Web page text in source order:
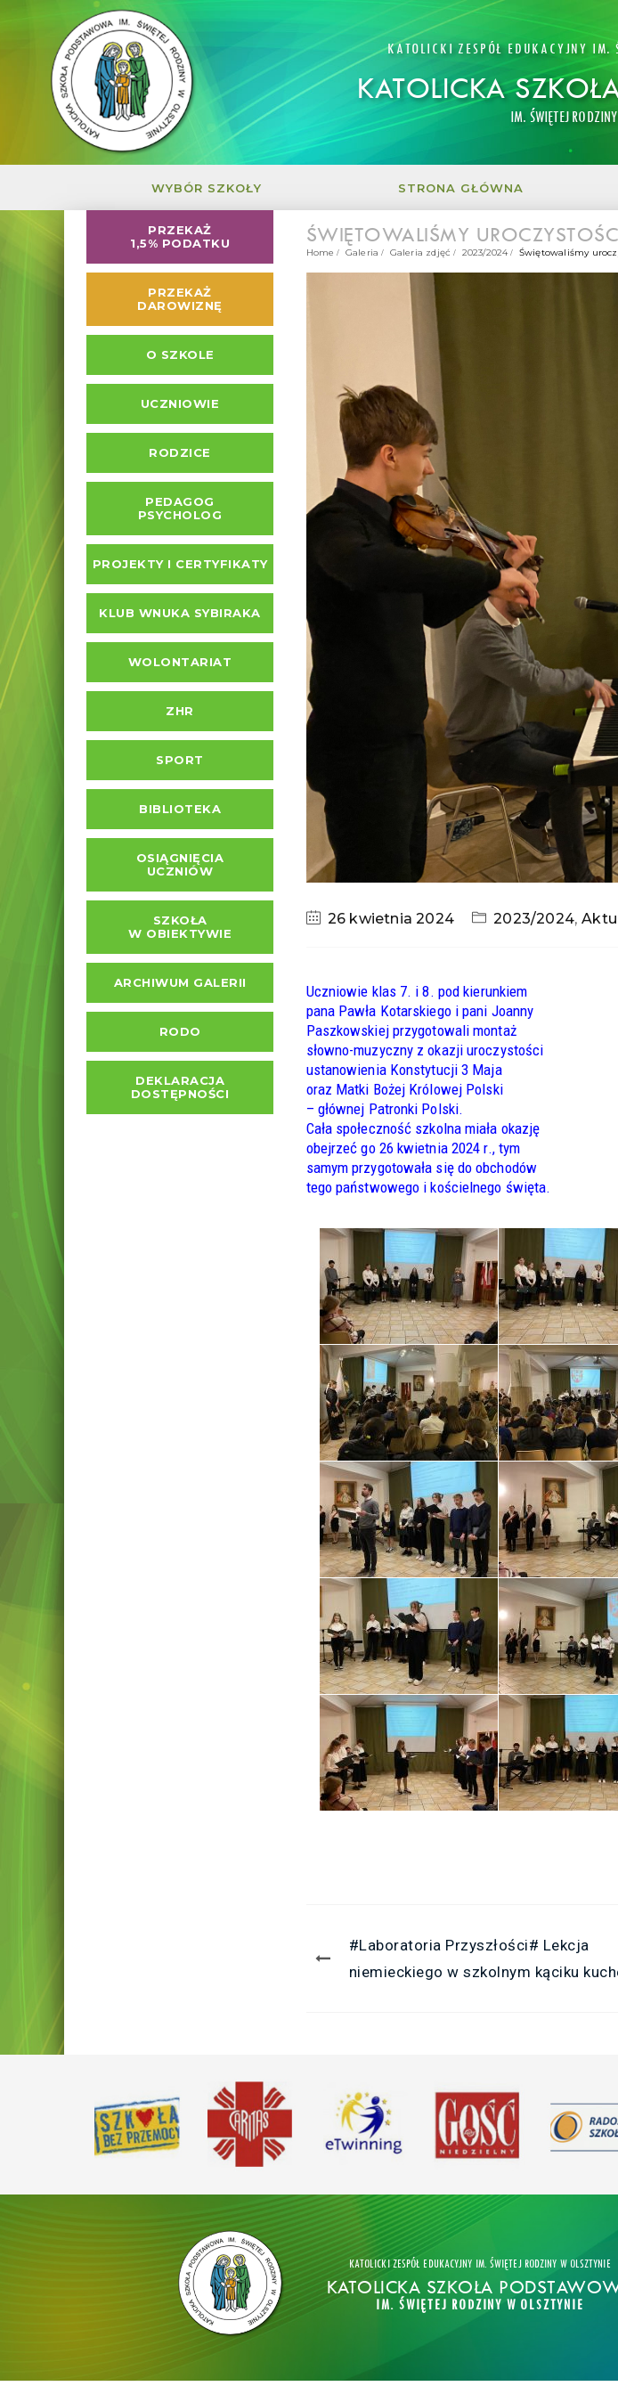
KATOLICKI ZESPÓŁ EDUKACYJNY IM.
KATOLICKA
IM. ŚWIĘTEJ
WYBÓR SZKOŁY STRONA GŁÓWNA
ŚWIĘTOWALIŚMY
Home Galeria Galeria zdjęć 2023/2024 Świętowaliśmy
26 kwietnia 2024 2023/2024,
Uczniowie klas 7. i 8. pod kierunkiem
pana Pawła Kotarskiego i pani Joanny
Paszkowskiej przygotowali montaż
słowno-muzyczny z okazji uroczystości
ustanowienia Konstytucji 3 Maja
oraz Matki Bożej Królowej Polski
– głównej Patronki Polski.
Cała społeczność szkolna miała okazję
obejrzeć go 26 kwietnia 2024 r., tym
samym przygotowała się do obchodów
tego państwowego i kościelnego święta.
#Laboratoria Przyszłości# Lekcja
niemieckiego w szkolnym kąciku
PRZEKAŻ
1,5% PODATKU
PRZEKAŻ
DAROWIZNĘ
O SZKOLE
UCZNIOWIE
RODZICE
PEDAGOG
PSYCHOLOG
PROJEKTY I CERTYFIKATY
KLUB WNUKA SYBIRAKA
WOLONTARIAT
ZHR
SPORT
BIBLIOTEKA
OSIĄGNIĘCIA
UCZNIÓW
SZKOŁA
W OBIEKTYWIE
ARCHIWUM GALERII
RODO
DEKLARACJA
DOSTĘPNOŚCI
KATOLICKI ZESPÓŁ EDUKACYJNY IM. ŚWIĘTEJ RODZINY W OLSZTYNIE
KATOLICKA SZKOŁA
IM. ŚWIĘTEJ RODZINY W OLSZTYNIE